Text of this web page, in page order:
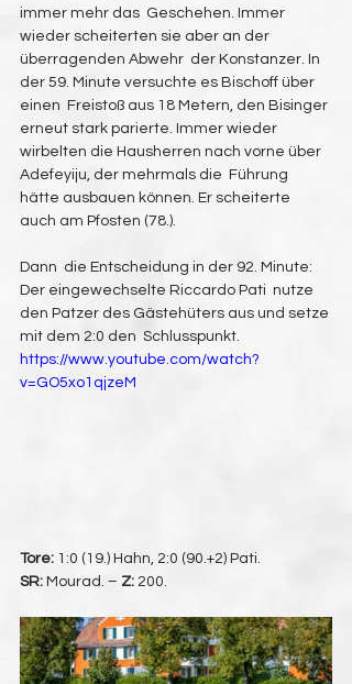
immer mehr das  Geschehen. Immer
wieder scheiterten sie aber an der
überragenden Abwehr  der Konstanzer. In
der 59. Minute versuchte es Bischoff über
einen  Freistoß aus 18 Metern, den Bisinger
erneut stark parierte. Immer wieder
wirbelten die Hausherren nach vorne über
Adefeyiju, der mehrmals die  Führung
hätte ausbauen können. Er scheiterte
auch am Pfosten (78.).
Dann  die Entscheidung in der 92. Minute:
Der eingewechselte Riccardo Pati  nutze
den Patzer des Gästehüters aus und setze
mit dem 2:0 den  Schlusspunkt.
https://www.youtube.com/watch?
v=GO5xo1qjzeM
Tore: 1:0 (19.) Hahn, 2:0 (90.+2) Pati.
SR: Mourad. – Z: 200.